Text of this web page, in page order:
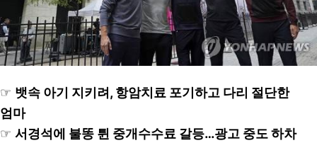
☞ 뱃속 아기 지키려, 항암치료 포기하고 다리 절단한
엄마
☞ 서경석에 불똥 튄 중개수수료 갈등…광고 중도 하차